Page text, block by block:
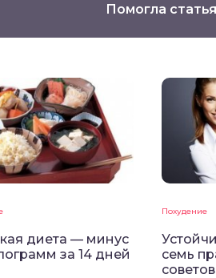
Помогла
диета — минус
за 14 дней
Похудение
семь